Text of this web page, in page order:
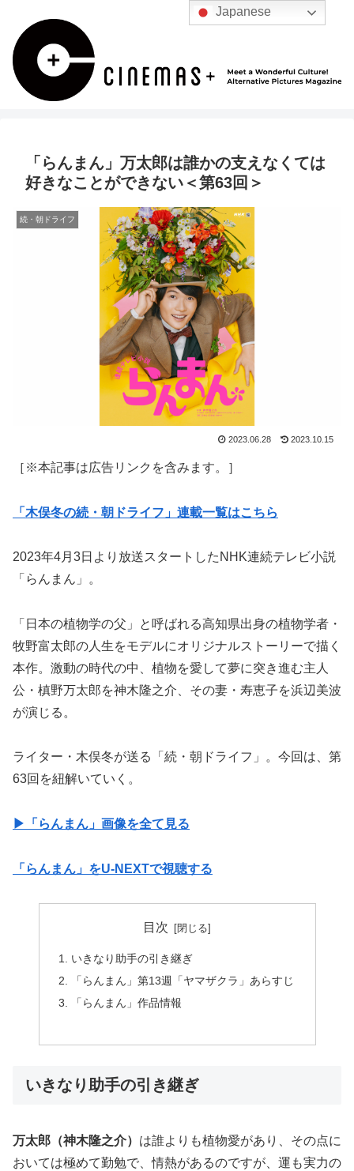
「らんまん」万太郎は誰かの支えなくては
好きなことができない＜第63回＞
続・朝ドライフ
2023.06.28 2023.10.15
［※本記事は広告リンクを含みます。］
「木俣冬の続・朝ドライフ」連載一覧はこちら
2023年4月3日より放送スタートしたNHK連続テレビ小説
「らんまん」。
「日本の植物学の父」と呼ばれる高知県出身の植物学者・
牧野富太郎の人生をモデルにオリジナルストーリーで描く
本作。激動の時代の中、植物を愛して夢に突き進む主人
公・槙野万太郎を神木隆之介、その妻・寿恵子を浜辺美波
が演じる。
ライター・木俣冬が送る「続・朝ドライフ」。今回は、第
63回を紐解いていく。
▶︎「らんまん」画像を全て見る
「らんまん」をU-NEXTで視聴する
目次
いきなり助手の引き継ぎ
「らんまん」第13週「ヤマザクラ」あらすじ
「らんまん」作品情報
いきなり助手の引き継ぎ
万太郎（神木隆之介） は誰よりも植物愛があり、その点に
おいては極めて勤勉で、情熱があるのですが、運も実力の
Japanese